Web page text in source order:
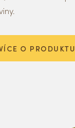
O PRODUKTU